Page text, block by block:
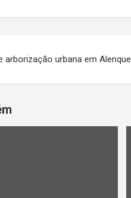
arborização urbana em